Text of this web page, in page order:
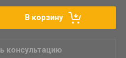
В корзину
консультацию